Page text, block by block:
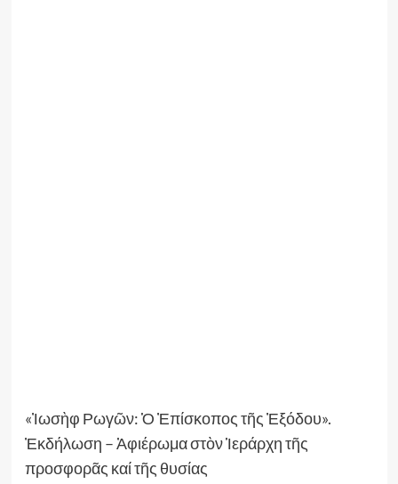
«Ἰωσὴφ Ρωγῶν: Ὁ Ἐπίσκοπος τῆς Ἐξόδου».
Ἐκδήλωση – Ἀφιέρωμα στὸν Ἱεράρχη τῆς
προσφορᾶς καί τῆς θυσίας